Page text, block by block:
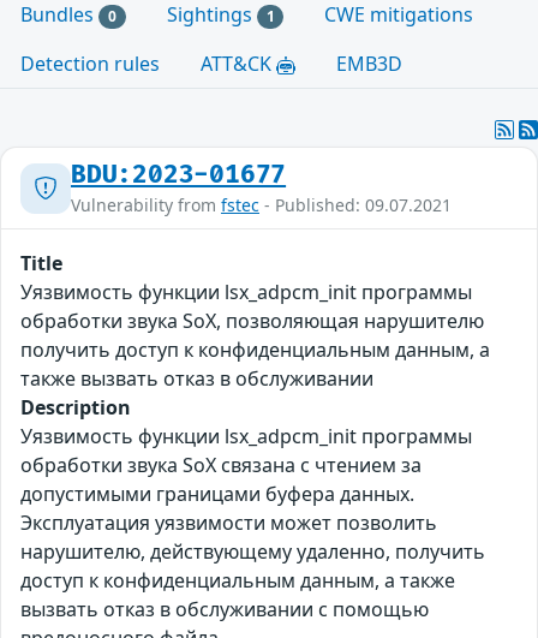
Bundles 0 Sightings 1
CWE mitigations
Detection rules
ATT&CK EMB3D
BDU:2023-01677
Vulnerability from fstec - Published: 09.07.2021
Title
Уязвимость функции lsx_adpcm_init программы
обработки звука SoX, позволяющая нарушителю
получить доступ к конфиденциальным данным, а
также вызвать отказ в обслуживании
Description
Уязвимость функции lsx_adpcm_init программы
обработки звука SoX связана с чтением за
допустимыми границами буфера данных.
Эксплуатация уязвимости может позволить
нарушителю, действующему удаленно, получить
доступ к конфиденциальным данным, а также
вызвать отказ в обслуживании с помощью